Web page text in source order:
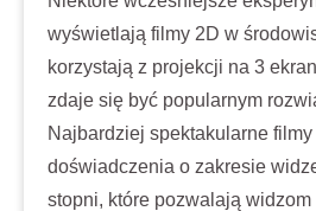
wyświetlają filmy 2D w
korzystają z projekcji na 3
zdaje się być popularnym
Najbardziej spektakularne
doświadczenia o zakresie
stopni, które pozwalają